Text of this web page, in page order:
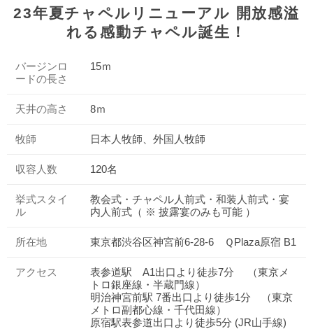
23年夏チャペルリニューアル 開放感溢
れる感動チャペル誕生！
バージンロ
ードの長さ
15ｍ
天井の高さ 8ｍ
牧師 日本人牧師、外国人牧師
収容人数 120名
挙式スタイ
ル
教会式・チャペル人前式・和装人前式・宴
内人前式（ ※ 披露宴のみも可能 ）
所在地 東京都渋谷区神宮前6-28-6 ＱPlaza原宿 B1
アクセス
表参道駅 A1出口より徒歩7分 （東京メ
トロ銀座線・半蔵門線）
明治神宮前駅 7番出口より徒歩1分 （東京
メトロ副都心線・千代田線）
原宿駅表参道出口より徒歩5分 (JR山手線)